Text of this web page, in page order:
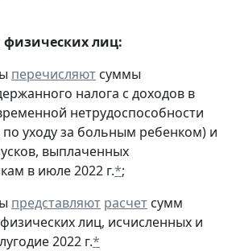
физических лиц:
перечисляют суммы
налога с доходов в
нетрудоспособности
уходу за больным ребенком) и
выплаченных
в июле 2022 г.*;
представляют расчет сумм
лиц, исчисленных и
2022 г.*